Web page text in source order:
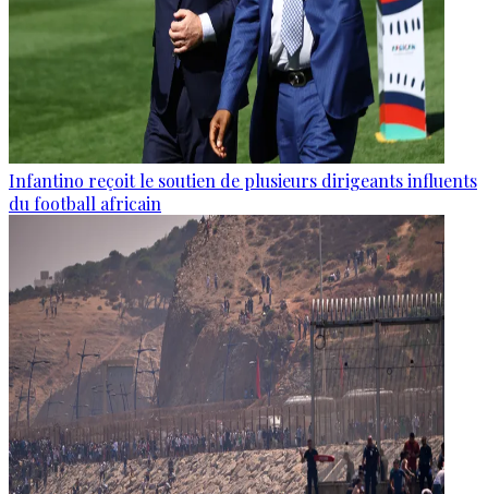
Infantino reçoit le soutien de plusieurs dirigeants influents
du football africain